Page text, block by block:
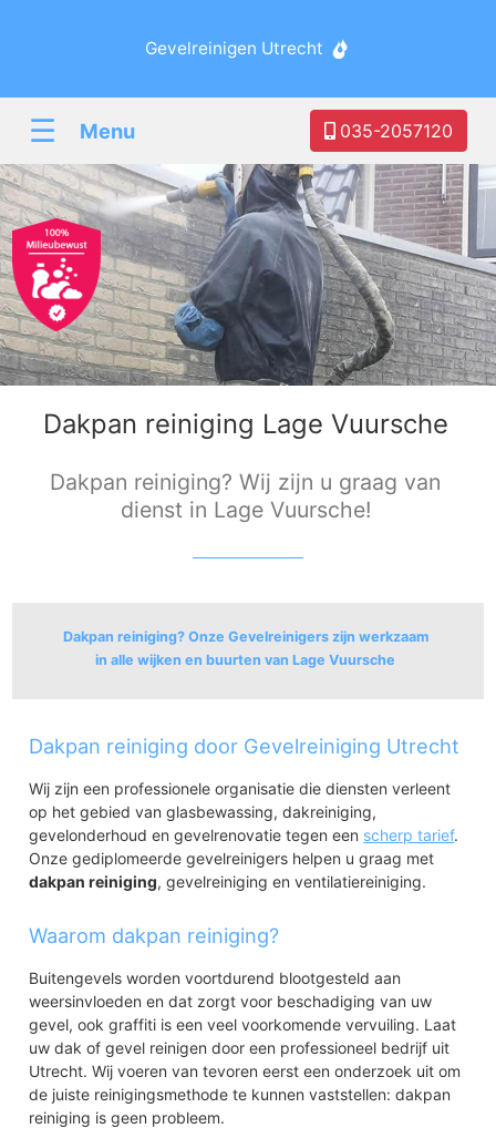
Gevelreinigen Utrecht
☰ Menu 035-2057120
Dakpan reiniging Lage Vuursche
Dakpan reiniging? Wij zijn u graag van
dienst in Lage Vuursche!
Dakpan reiniging? Onze Gevelreinigers zijn werkzaam
in alle wijken en buurten van Lage Vuursche
Lage Vuursche
Dakpan reiniging door Gevelreiniging Utrecht
Wij zijn een professionele organisatie die diensten verleent
op het gebied van glasbewassing, dakreiniging,
gevelonderhoud en gevelrenovatie tegen een scherp tarief.
Onze gediplomeerde gevelreinigers helpen u graag met
dakpan reiniging, gevelreiniging en ventilatiereiniging.
Waarom dakpan reiniging?
Buitengevels worden voortdurend blootgesteld aan
weersinvloeden en dat zorgt voor beschadiging van uw
gevel, ook graffiti is een veel voorkomende vervuiling. Laat
uw dak of gevel reinigen door een professioneel bedrijf uit
Utrecht. Wij voeren van tevoren eerst een onderzoek uit om
de juiste reinigingsmethode te kunnen vaststellen: dakpan
reiniging is geen probleem.